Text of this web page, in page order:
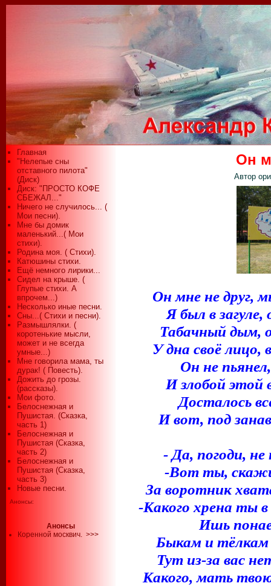
Главная
"Нелепые сны
отставного пилота"
(Диск)
Диск: "ПРОСТО КОФЕ
СБЕЖАЛ..."
Ничего не случилось... (
Мои песни).
Мне бы домик
маленький...( Мои
стихи).
Родина моя. ( Стихи).
Катюшины стихи.
Ещё немного лирики...
Сидел на крыше. (
Глупые стихи. А
впрочем...)
Несколько иные песни.
Сны...( Стихи и песни).
Размышлялки. (
коротенькие мысли,
может и не всегда
умные...)
Мне говорила мама, ты
дурак! ( Повесть).
Дожить до грозы.
(рассказы).
Мои фото.
Белоснежная и
Пушистая. (Сказка,
часть 1)
Белоснежная и
Пушистая (Сказка,
часть 2)
Белоснежная и
Пушистая (Сказка,
часть 3)
Новые песни.
Анонсы:
Анонсы
Коренной москвич. >>>
Он
Автор
Он мне не друг,
Я был в
Табачный дым,
У дна своё
Он не
И злобой этой
Досталось
И вот, под
- Да, погоди, не
-Вот ты,
За воротник
-Какого хрена ты
Ишь
Быкам и
Тут из-за вас
Какого, мать